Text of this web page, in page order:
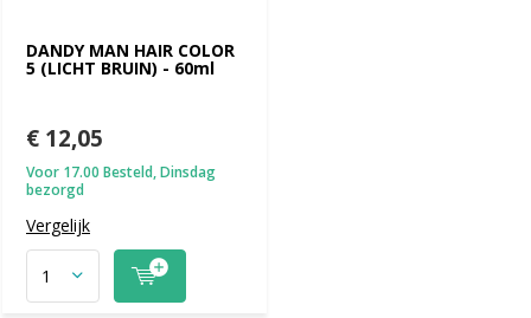
DANDY MAN HAIR COLOR
5 (LICHT BRUIN) - 60ml
€ 12,05
Voor 17.00 Besteld, Dinsdag
bezorgd
Vergelijk